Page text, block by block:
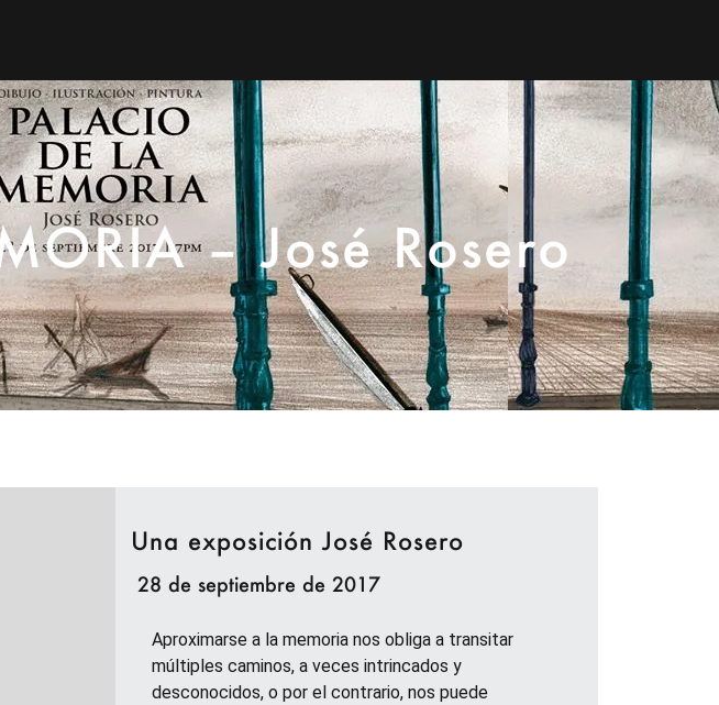
– José Rosero
Una exposición José Rosero
28 de septiembre de 2017
Aproximarse a la memoria nos obliga a transitar
múltiples caminos, a veces intrincados y
desconocidos, o por el contrario, nos puede